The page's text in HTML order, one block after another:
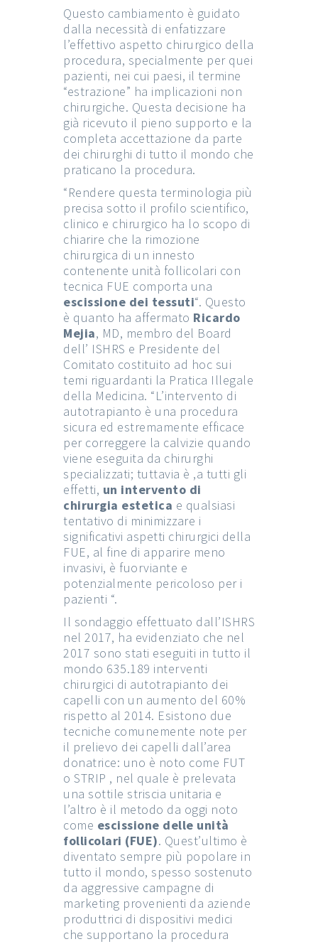
Questo cambiamento è guidato
dalla necessità di enfatizzare
l’effettivo aspetto chirurgico della
procedura, specialmente per quei
pazienti, nei cui paesi, il termine
“estrazione” ha implicazioni non
chirurgiche. Questa decisione ha
già ricevuto il pieno supporto e la
completa accettazione da parte
dei chirurghi di tutto il mondo che
praticano la procedura.
“Rendere questa terminologia più
precisa sotto il profilo scientifico,
clinico e chirurgico ha lo scopo di
chiarire che la rimozione
chirurgica di un innesto
contenente unità follicolari con
tecnica FUE comporta una
escissione dei tessuti“. Questo
è quanto ha affermato Ricardo
Mejia, MD, membro del Board
dell’ ISHRS e Presidente del
Comitato costituito ad hoc sui
temi riguardanti la Pratica Illegale
della Medicina. “L’intervento di
autotrapianto è una procedura
sicura ed estremamente efficace
per correggere la calvizie quando
viene eseguita da chirurghi
specializzati; tuttavia è ,a tutti gli
effetti, un intervento di
chirurgia estetica e qualsiasi
tentativo di minimizzare i
significativi aspetti chirurgici della
FUE, al fine di apparire meno
invasivi, è fuorviante e
potenzialmente pericoloso per i
pazienti “.
Il sondaggio effettuato dall’ISHRS
nel 2017, ha evidenziato che nel
2017 sono stati eseguiti in tutto il
mondo 635.189 interventi
chirurgici di autotrapianto dei
capelli con un aumento del 60%
rispetto al 2014. Esistono due
tecniche comunemente note per
il prelievo dei capelli dall’area
donatrice: uno è noto come FUT
o STRIP , nel quale è prelevata
una sottile striscia unitaria e
l’altro è il metodo da oggi noto
come escissione delle unità
follicolari (FUE). Quest’ultimo è
diventato sempre più popolare in
tutto il mondo, spesso sostenuto
da aggressive campagne di
marketing provenienti da aziende
produttrici di dispositivi medici
che supportano la procedura